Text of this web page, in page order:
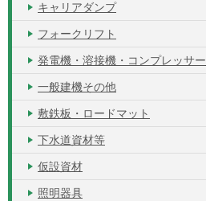
キャリアダンプ
フォークリフト
発電機・溶接機・コンプレッサー
一般建機その他
敷鉄板・ロードマット
下水道資材等
仮設資材
照明器具